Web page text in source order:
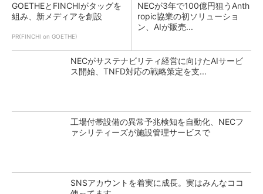
GOETHEとFINCHIがタッグを
組み、新メディアを創設
PR(FINCHI on GOETHE)
NECが3年で100億円狙うAnth
ropic協業の初ソリューショ
ン、AIが販売...
NECがサステナビリティ経営に向けたAIサービ
ス開始、TNFD対応の戦略策定を支...
工場付帯設備の異常予兆検知を自動化、NECフ
ァシリティーズが施設管理サービスで
SNSアカウントを着実に成長。実はみんなココ